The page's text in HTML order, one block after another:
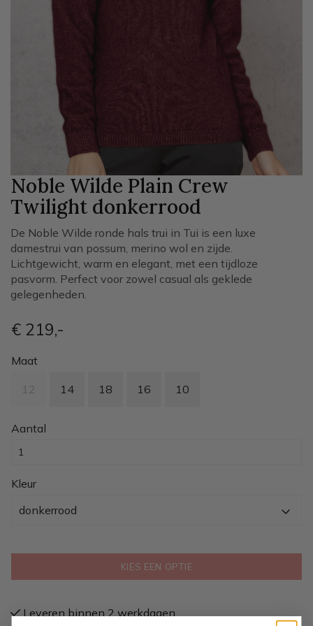
Noble Wilde Plain Crew
Twilight donkerrood
De Noble Wilde ronde hals trui in Tui is een luxe
damestrui van possum, merino wol en zijde.
Lichtgewicht, warm en elegant, met een tijdloze
pasvorm. Perfect voor zowel casual als geklede
gelegenheden.
€ 219,-
Maat
12 14 18 16 10
Aantal
Kleur
donkerrood
KIES EEN OPTIE
Leveren binnen 2 werkdagen